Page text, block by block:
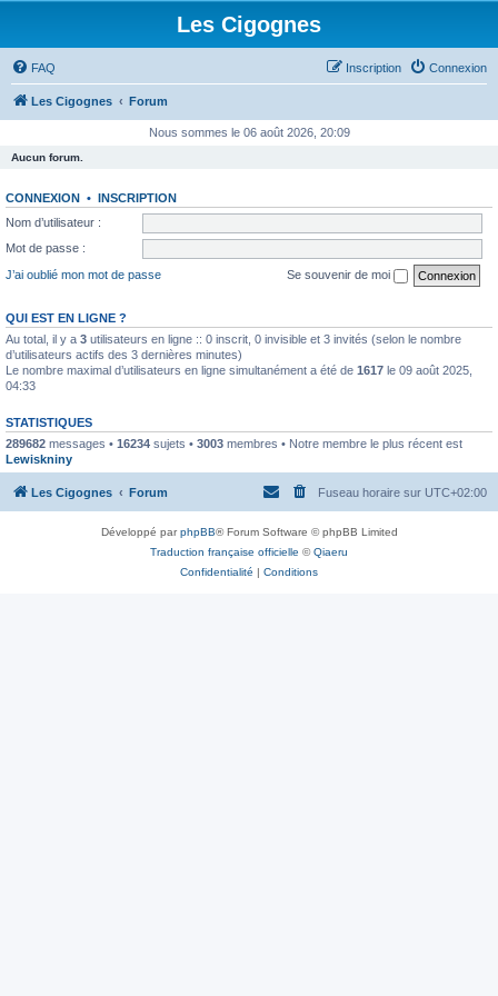
Les Cigognes
FAQ Connexion
Inscription
Les Cigognes Forum
Nous sommes le 06 août 2026, 20:09
Aucun forum.
CONNEXION • INSCRIPTION
Nom d’utilisateur :
Mot de passe :
J’ai oublié mon mot de passe
Se souvenir de moi
QUI EST EN LIGNE ?
Au total, il y a 3 utilisateurs en ligne :: 0 inscrit, 0 invisible et 3 invités (selon le nombre
d’utilisateurs actifs des 3 dernières minutes)
Le nombre maximal d’utilisateurs en ligne simultanément a été de 1617 le 09 août 2025,
04:33
STATISTIQUES
289682 messages • 16234 sujets • 3003 membres • Notre membre le plus récent est
Lewiskniny
Les Cigognes Forum Fuseau horaire sur UTC+02:00
Développé parphpBB® Forum Software © phpBB Limited
Traduction française officielle ©Qiaeru
Confidentialité | Conditions